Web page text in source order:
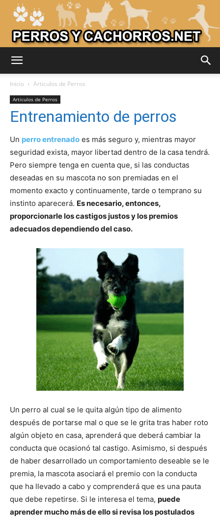
Perros
–
Razas
Perros
–
Fotos
de
Cachorros
Inicio Articulos de Perros
Articulos de Perros
Entrenamiento de perros
Un perro entrenado es más seguro y, mientras mayor
seguridad exista, mayor libertad dentro de la casa tendrá.
Pero siempre tenga en cuenta que, si las conductas
deseadas en su mascota no son premiadas en el
momento exacto y continuamente, tarde o temprano su
instinto aparecerá. Es necesario, entonces,
proporcionarle los castigos justos y los premios
adecuados dependiendo del caso.
Un perro al cual se le quita algún tipo de alimento
después de portarse mal o que se le grita tras haber roto
algún objeto en casa, aprenderá que deberá cambiar la
conducta que ocasionó tal castigo. Asimismo, si después
de haber desarrollado un comportamiento deseable se le
premia, la mascota asociará el premio con la conducta
que ha llevado a cabo y comprenderá que es una pauta
que debe repetirse. Si le interesa el tema, puede
aprender mucho más de ello si revisa los postulados